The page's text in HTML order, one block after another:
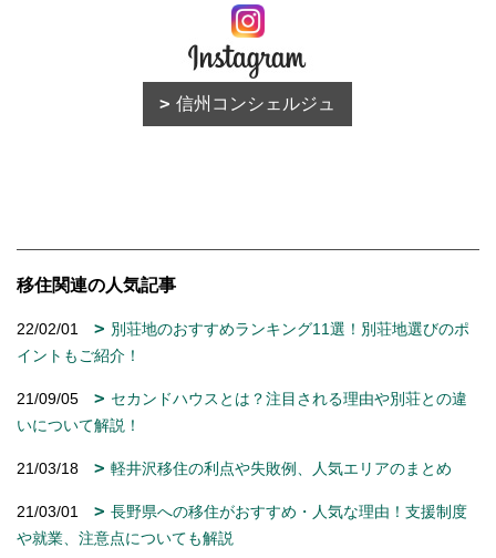
信州コンシェルジュ
移住関連の人気記事
22/02/01
別荘地のおすすめランキング11選！別荘地選びのポ
イントもご紹介！
21/09/05
セカンドハウスとは？注目される理由や別荘との違
いについて解説！
21/03/18 軽井沢移住の利点や失敗例、人気エリアのまとめ
21/03/01
長野県への移住がおすすめ・人気な理由！支援制度
や就業、注意点についても解説